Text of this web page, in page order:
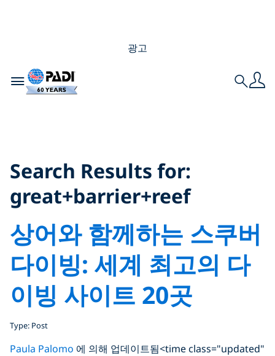
광고
Toggle navigation Search
Search Results for:
great+barrier+reef
상어와 함께하는 스쿠버
다이빙: 세계 최고의 다
이빙 사이트 20곳
Type: Post
Paula Palomo 에 의해 업데이트됨<time class="updated"